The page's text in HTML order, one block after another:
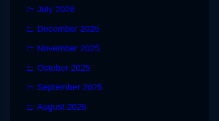
July 2026
December 2025
November 2025
October 2025
September 2025
August 2025